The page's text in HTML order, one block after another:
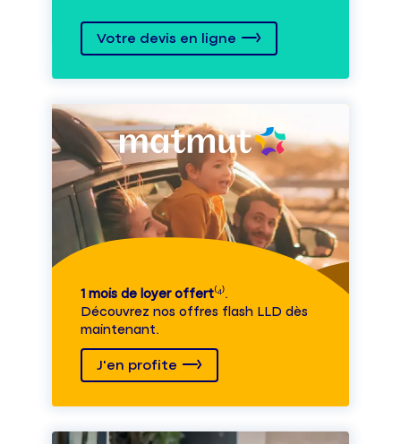
Votre devis en ligne
1 mois de loyer offert⁽⁴⁾.
Découvrez nos offres flash LLD dès
maintenant.
J'en profite